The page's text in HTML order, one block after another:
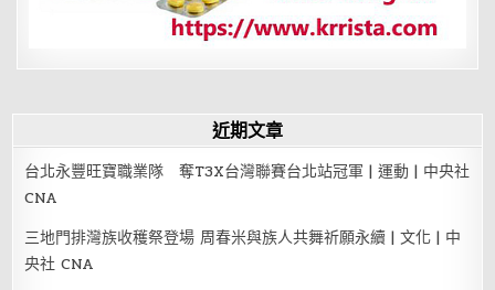
近期文章
台北永豐旺寶職業隊 奪T3X台灣聯賽台北站冠軍 | 運動 | 中央社
CNA
三地門排灣族收穫祭登場 周春米與族人共舞祈願永續 | 文化 | 中
央社 CNA